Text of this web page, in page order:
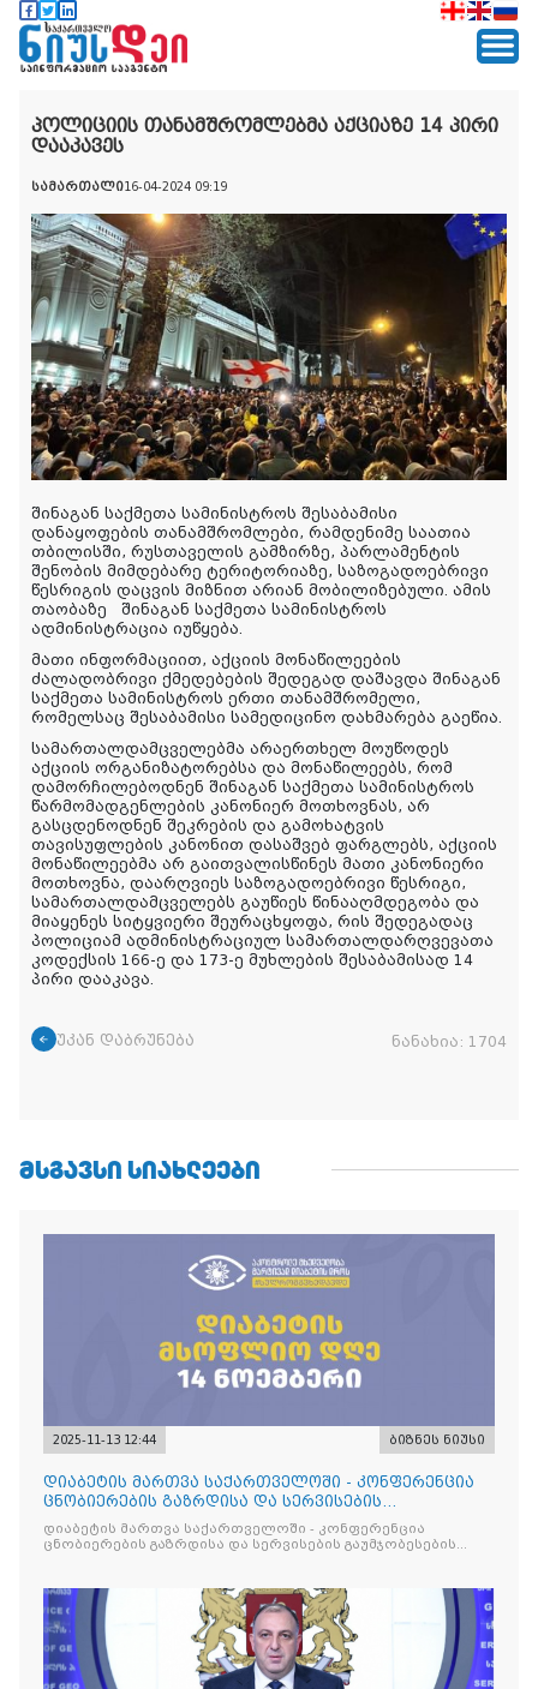
პოლიციის თანამშრომლებმა აქციაზე 14 პირი
დააკავეს
სამართალი16-04-2024 09:19
შინაგან საქმეთა სამინისტროს შესაბამისი
დანაყოფების თანამშრომლები, რამდენიმე საათია
თბილისში, რუსთაველის გამზირზე, პარლამენტის
შენობის მიმდებარე ტერიტორიაზე, საზოგადოებრივი
წესრიგის დაცვის მიზნით არიან მობილიზებული. ამის
თაობაზე შინაგან საქმეთა სამინისტროს
ადმინისტრაცია იუწყება.
მათი ინფორმაციით, აქციის მონაწილეების
ძალადობრივი ქმედებების შედეგად დაშავდა შინაგან
საქმეთა სამინისტროს ერთი თანამშრომელი,
რომელსაც შესაბამისი სამედიცინო დახმარება გაეწია.
სამართალდამცველებმა არაერთხელ მოუწოდეს
აქციის ორგანიზატორებსა და მონაწილეებს, რომ
დამორჩილებოდნენ შინაგან საქმეთა სამინისტროს
წარმომადგენლების კანონიერ მოთხოვნას, არ
გასცდენოდნენ შეკრების და გამოხატვის
თავისუფლების კანონით დასაშვებ ფარგლებს, აქციის
მონაწილეებმა არ გაითვალისწინეს მათი კანონიერი
მოთხოვნა, დაარღვიეს საზოგადოებრივი წესრიგი,
სამართალდამცველებს გაუწიეს წინააღმდეგობა და
მიაყენეს სიტყვიერი შეურაცხყოფა, რის შედეგადაც
პოლიციამ ადმინისტრაციულ სამართალდარღვევათა
კოდექსის 166-ე და 173-ე მუხლების შესაბამისად 14
პირი დააკავა.
უკან დაბრუნება ნანახია: 1704
ᲛᲡᲒᲐᲕᲡᲘ ᲡᲘᲐᲮᲚᲔᲔᲑᲘ
2025-11-13 12:44 ბიზნეს ნიუსი
დიაბეტის მართვა საქართველოში - კონფერენცია
ცნობიერების გაზრდისა და სერვისების
გაუმჯობესების მიზნით
დიაბეტის მართვა საქართველოში - კონფერენცია
ცნობიერების გაზრდისა და სერვისების გაუმჯობესების